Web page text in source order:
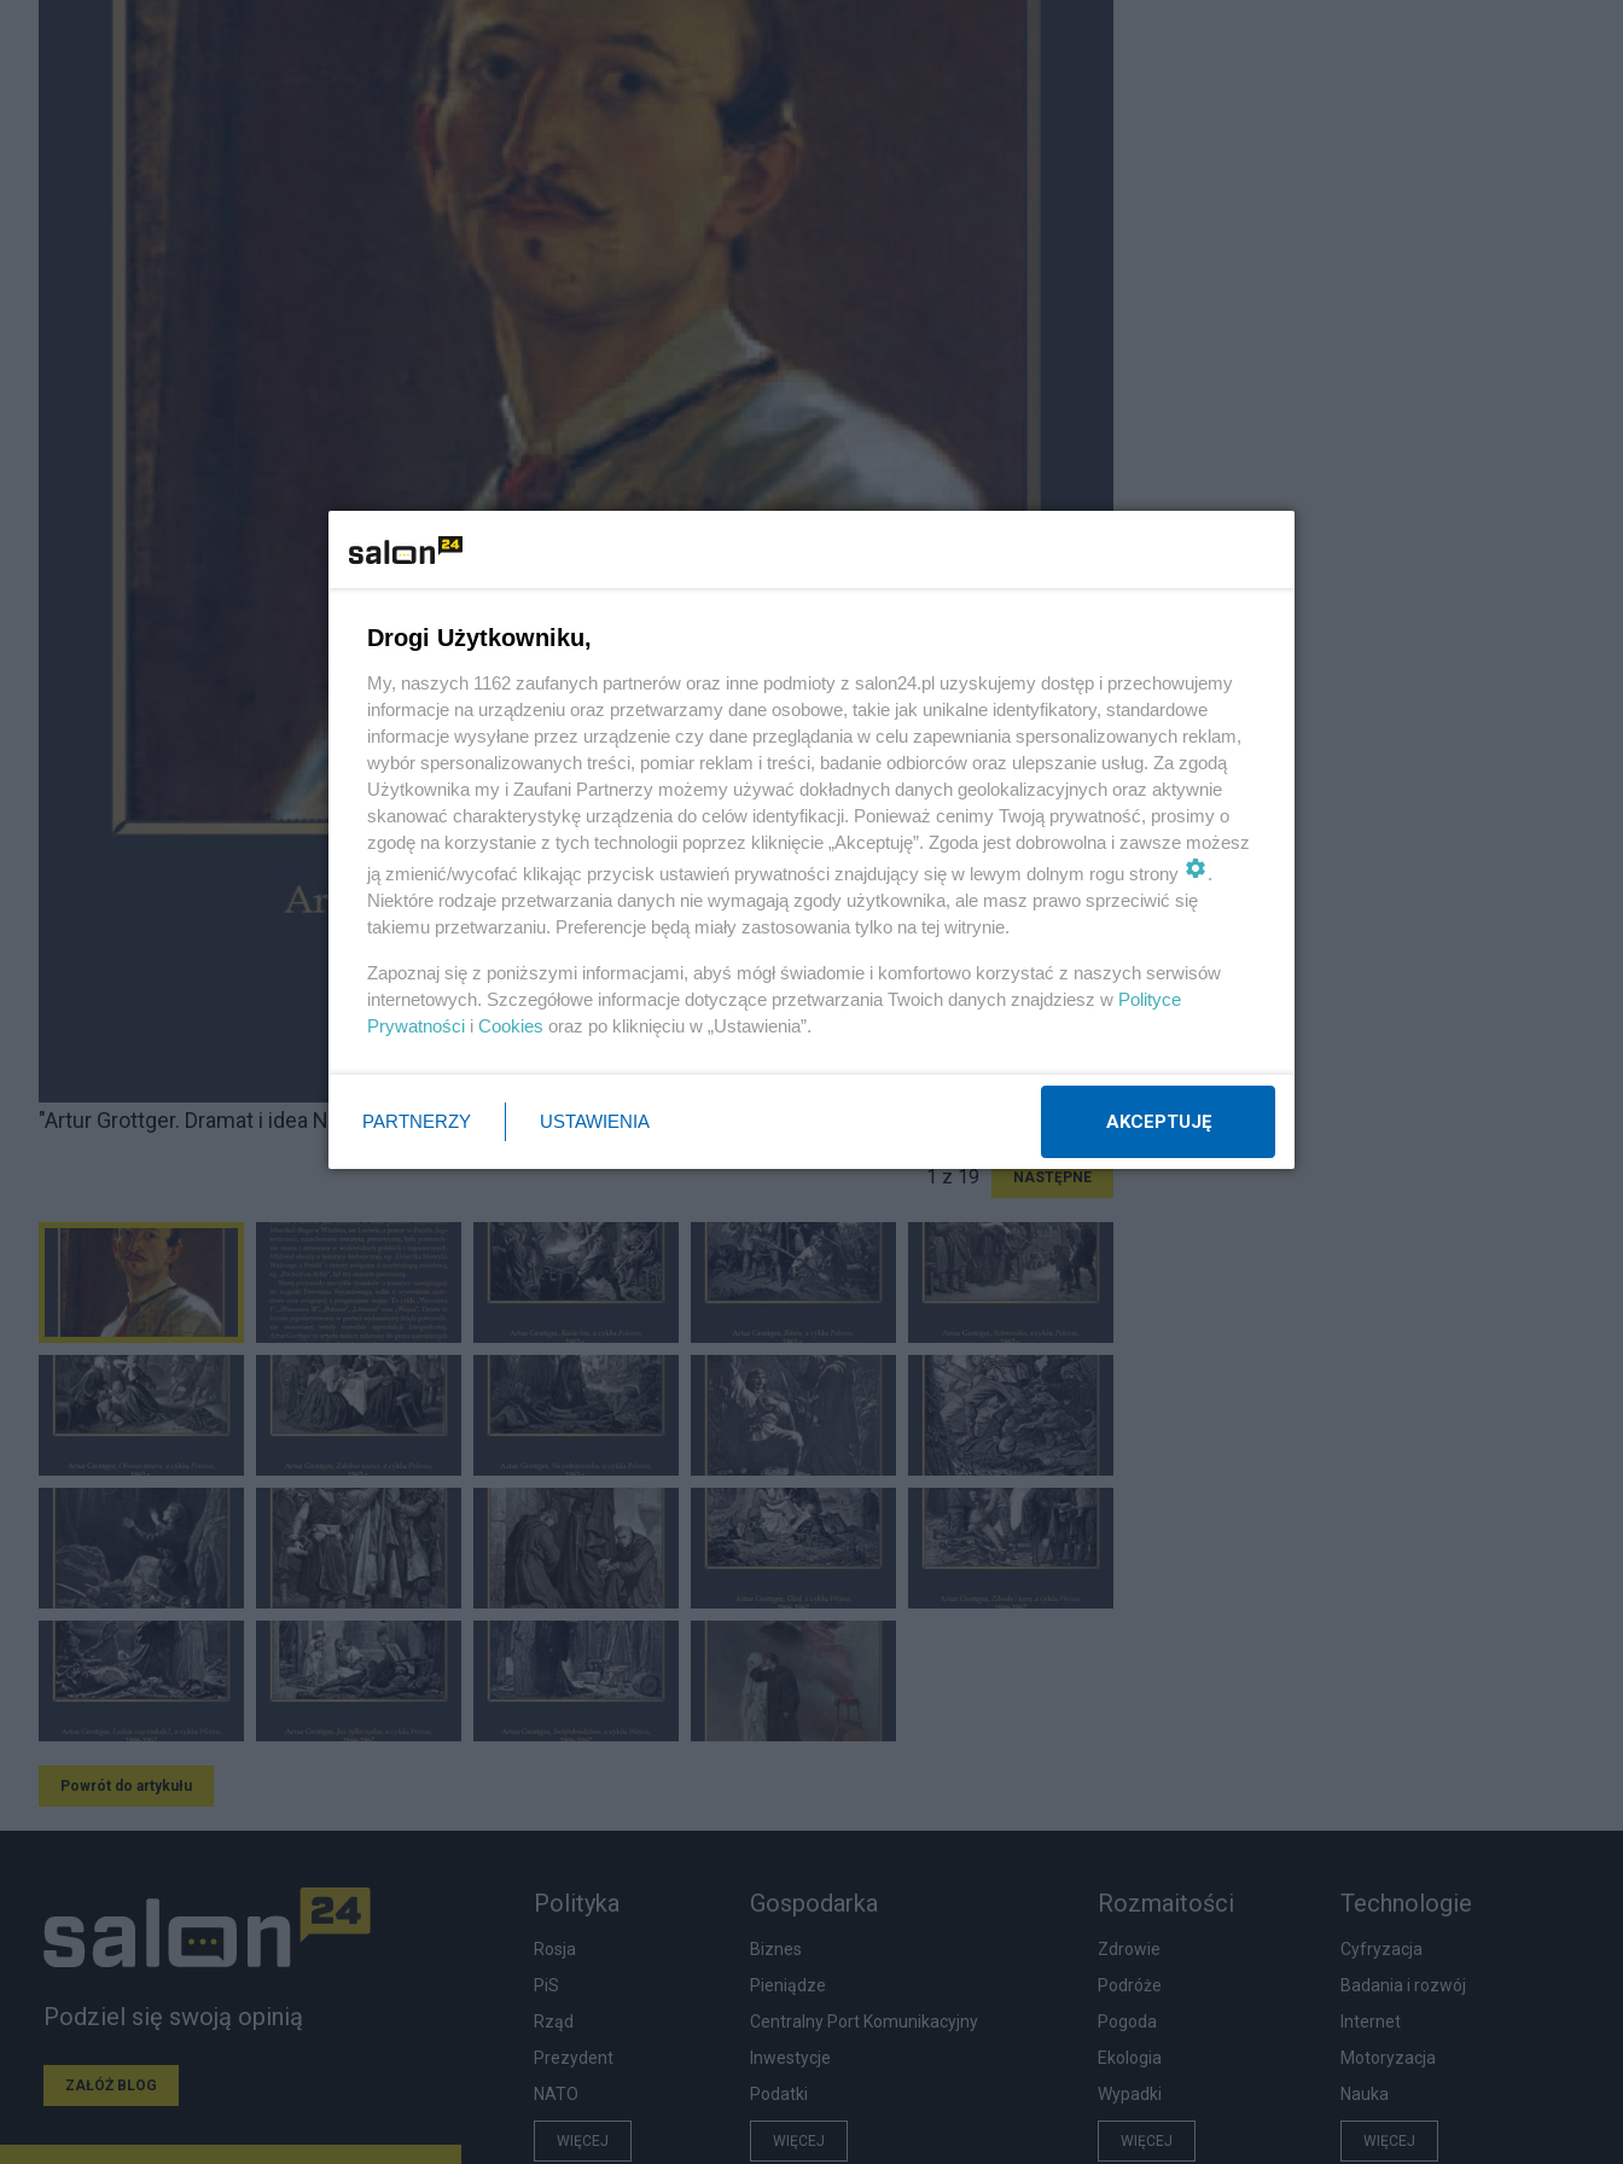
"Artur Grottger. Dramat i idea Niepodległości"; wystawa z mat. z domeny publicznej: polona.pl
1 z 19 NASTĘPNE
Powrót do artykułu
Podziel się swoją opinią
ZAŁÓŻ BLOG
Polityka
Rosja
PiS
Rząd
Prezydent
NATO
WIĘCEJ
Gospodarka
Biznes
Pieniądze
Centralny Port Komunikacyjny
Inwestycje
Podatki
WIĘCEJ
Rozmaitości
Zdrowie
Podróże
Pogoda
Ekologia
Wypadki
WIĘCEJ
Technologie
Cyfryzacja
Badania i rozwój
Internet
Motoryzacja
Nauka
WIĘCEJ
Drogi Użytkowniku,
My, naszych 1162 zaufanych partnerów oraz inne podmioty z salon24.pl uzyskujemy dostęp i przechowujemy
informacje na urządzeniu oraz przetwarzamy dane osobowe, takie jak unikalne identyfikatory, standardowe
informacje wysyłane przez urządzenie czy dane przeglądania w celu zapewniania spersonalizowanych reklam,
wybór spersonalizowanych treści, pomiar reklam i treści, badanie odbiorców oraz ulepszanie usług. Za zgodą
Użytkownika my i Zaufani Partnerzy możemy używać dokładnych danych geolokalizacyjnych oraz aktywnie
skanować charakterystykę urządzenia do celów identyfikacji. Ponieważ cenimy Twoją prywatność, prosimy o
zgodę na korzystanie z tych technologii poprzez kliknięcie „Akceptuję”. Zgoda jest dobrowolna i zawsze możesz
ją zmienić/wycofać klikając przycisk ustawień prywatności znajdujący się w lewym dolnym rogu strony
.
Niektóre rodzaje przetwarzania danych nie wymagają zgody użytkownika, ale masz prawo sprzeciwić się
takiemu przetwarzaniu. Preferencje będą miały zastosowania tylko na tej witrynie.
Zapoznaj się z poniższymi informacjami, abyś mógł świadomie i komfortowo korzystać z naszych serwisów
internetowych. Szczegółowe informacje dotyczące przetwarzania Twoich danych znajdziesz w Polityce
Prywatności i Cookies oraz po kliknięciu w „Ustawienia”.
PARTNERZY USTAWIENIA AKCEPTUJĘ